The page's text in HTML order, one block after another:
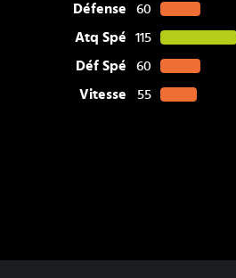
Défense
60
Atq Spé
115
Déf Spé
60
Vitesse
55